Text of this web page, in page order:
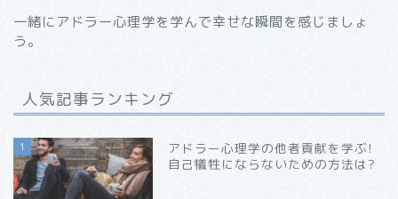
一緒にアドラー心理学を学んで幸せな瞬間を感じましょ
う。
人気記事ランキング
1
アドラー心理学の他者貢献を学ぶ!
自己犠牲にならないための方法は?